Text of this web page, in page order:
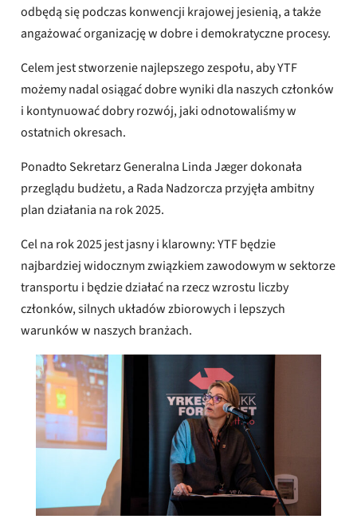
odbędą się podczas konwencji krajowej jesienią, a także
angażować organizację w dobre i demokratyczne procesy.
Celem jest stworzenie najlepszego zespołu, aby YTF
możemy nadal osiągać dobre wyniki dla naszych członków
i kontynuować dobry rozwój, jaki odnotowaliśmy w
ostatnich okresach.
Ponadto Sekretarz Generalna Linda Jæger dokonała
przeglądu budżetu, a Rada Nadzorcza przyjęła ambitny
plan działania na rok 2025.
Cel na rok 2025 jest jasny i klarowny: YTF będzie
najbardziej widocznym związkiem zawodowym w sektorze
transportu i będzie działać na rzecz wzrostu liczby
członków, silnych układów zbiorowych i lepszych
warunków w naszych branżach.